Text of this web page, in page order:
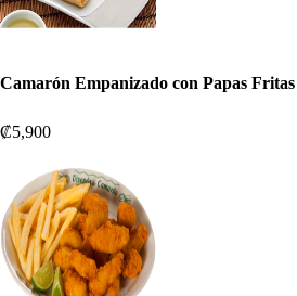
Camarón Empanizado con Papas Fritas
₡5,900